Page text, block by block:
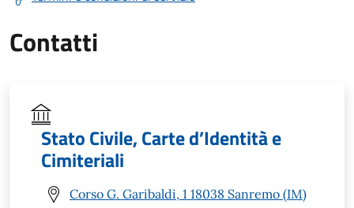
Contatti
Stato Civile, Carte d’Identità e
Cimiteriali
Corso G. Garibaldi, 1 18038 Sanremo (IM)